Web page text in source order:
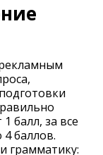
балл, за все
баллов.
грамматику: